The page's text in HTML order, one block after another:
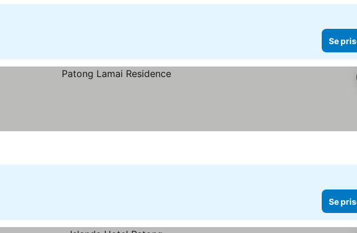
Se
Se